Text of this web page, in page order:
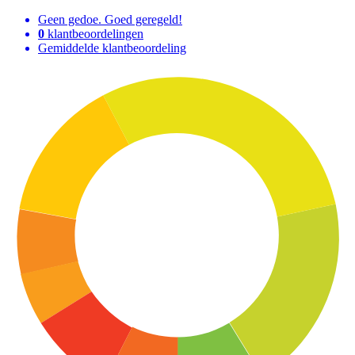
Geen gedoe. Goed geregeld!
0 klantbeoordelingen
Gemiddelde klantbeoordeling